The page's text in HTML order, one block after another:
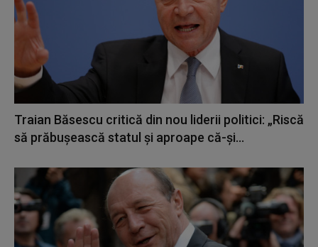
Traian Băsescu critică din nou liderii politici: „Riscă
să prăbușească statul și aproape că-și...